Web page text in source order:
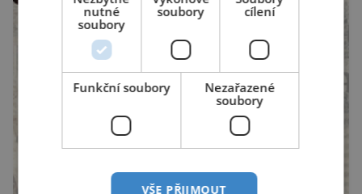
nutné
soubory
soubory
cílení
Funkční soubory
Nezařazené
soubory
VŠE PŘIJMOUT